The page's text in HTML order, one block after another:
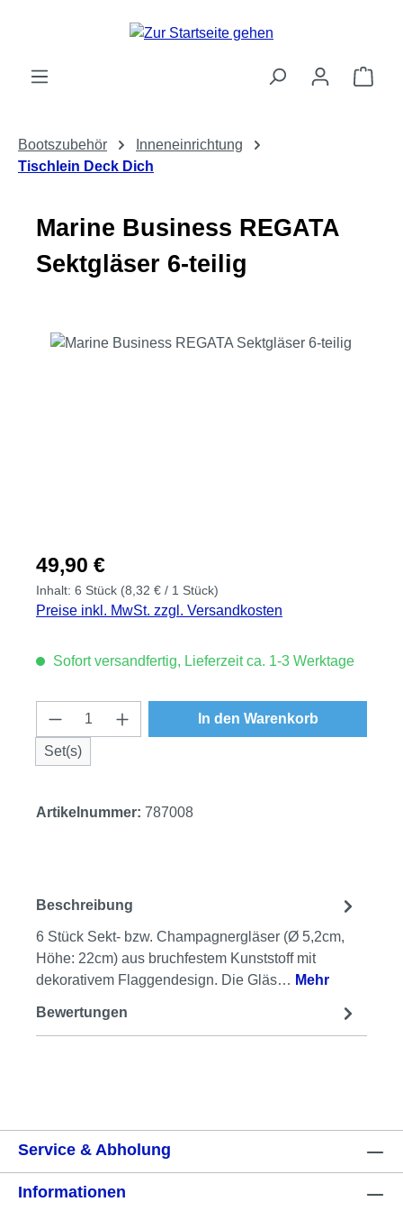
Zum Hauptinhalt springen
Bootszubehör
Inneneinrichtung
Tischlein Deck Dich
Marine Business REGATA
Sektgläser 6-teilig
Bildergalerie überspringen
Regulärer Preis:
49,90 €
Inhalt: 6 Stück (8,32 € / 1 Stück)
Preise inkl. MwSt. zzgl. Versandkosten
Sofort versandfertig, Lieferzeit ca. 1-3 Werktage
Produkt Anzahl: Gib den gewünschten
Set(s)
In den Warenkorb
Artikelnummer: 787008
Beschreibung
6 Stück Sekt- bzw. Champagnergläser (Ø 5,2cm,
Höhe: 22cm) aus bruchfestem Kunststoff mit
dekorativem Flaggendesign. Die Gläs… Mehr
Bewertungen
Service & Abholung
Informationen